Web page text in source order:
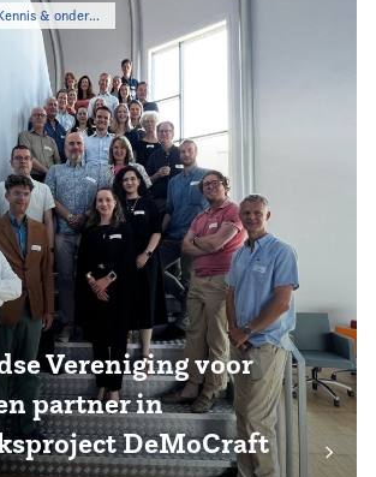
& onderzoek
Vereniging voor
partner in
DeMoCraft